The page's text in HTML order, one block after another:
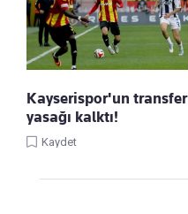
Kayserispor'un transfer
yasağı kalktı!
Kaydet